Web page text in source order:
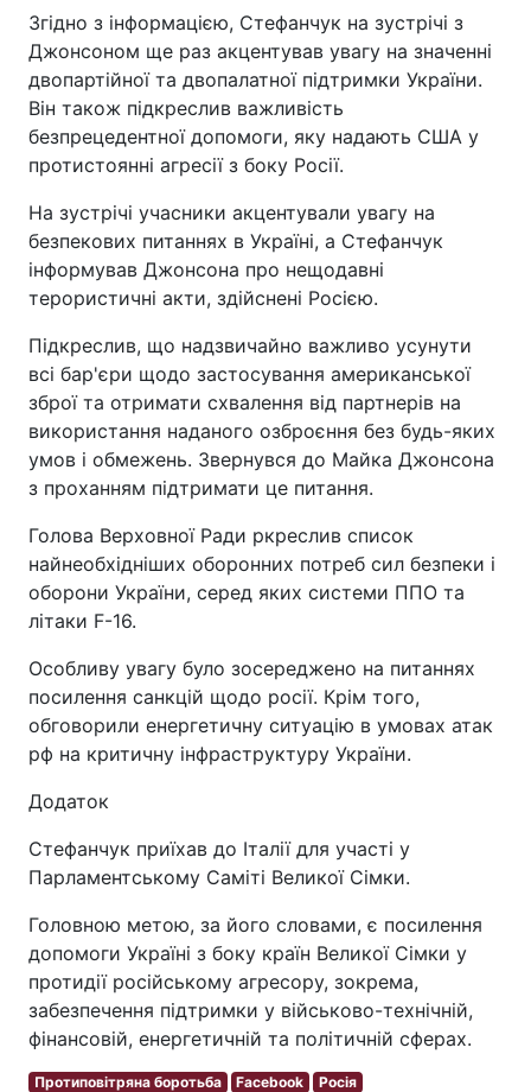
Згідно з інформацією, Стефанчук на зустрічі з
Джонсоном ще раз акцентував увагу на значенні
двопартійної та двопалатної підтримки України.
Він також підкреслив важливість
безпрецедентної допомоги, яку надають США у
протистоянні агресії з боку Росії.
На зустрічі учасники акцентували увагу на
безпекових питаннях в Україні, а Стефанчук
інформував Джонсона про нещодавні
терористичні акти, здійснені Росією.
Підкреслив, що надзвичайно важливо усунути
всі бар'єри щодо застосування американської
зброї та отримати схвалення від партнерів на
використання наданого озброєння без будь-яких
умов і обмежень. Звернувся до Майка Джонсона
з проханням підтримати це питання.
Голова Верховної Ради ркреслив список
найнеобхідніших оборонних потреб сил безпеки і
оборони України, серед яких системи ППО та
літаки F-16.
Особливу увагу було зосереджено на питаннях
посилення санкцій щодо росії. Крім того,
обговорили енергетичну ситуацію в умовах атак
рф на критичну інфраструктуру України.
Додаток
Стефанчук приїхав до Італії для участі у
Парламентському Саміті Великої Сімки.
Головною метою, за його словами, є посилення
допомоги Україні з боку країн Великої Сімки у
протидії російському агресору, зокрема,
забезпечення підтримки у військово-технічній,
фінансовій, енергетичній та політичній сферах.
Протиповітряна боротьба Facebook
Росія